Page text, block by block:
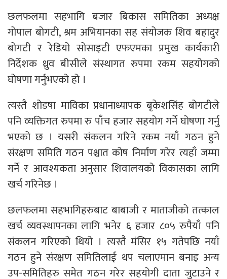
छलफलमा सहभागि बजार बिकास समितिका अध्यक्ष
गोपाल बोगटी, श्रम अभियानका सह संयोजक शिव बहादुर
बोगटी र रेडियो सोसाइटी एफएमका प्रमुख कार्यकारी
निर्देशक ध्रुव बीसीले संस्थागत रुपमा रकम सहयोगको
घोषणा गर्नुभएको हो ।
त्यस्तै शोडषा माविका प्रधानाध्यापक बृकेशसिंह बोगटीले
पनि व्यक्तिगत रुपमा रु पाँच हजार सहयोग गर्ने घोषणा गर्नु
भएको छ । यसरी संकलन गरिने रकम नयाँ गठन हुने
संरक्षण समिति गठन पश्चात कोष निर्माण गरेर त्यहाँ जम्मा
गर्ने र आवश्यकता अनुसार शिवालयको विकासका लागि
खर्च गरिनेछ ।
छलफलमा सहभागिहरुबाट बाबाजी र माताजीको तत्काल
खर्च व्यवस्थापनका लागि भनेर ६ हजार ८०५ रुपैयाँ पनि
संकलन गरिएको थियो । त्यस्तै मंसिर १५ गतेपछि नयाँ
गठन हुने संरक्षण समितिलाई थप चलाएमान बनाइ अन्य
उप-समितिहरु समेत गठन गरेर सहयोगी दाता जुटाउने र